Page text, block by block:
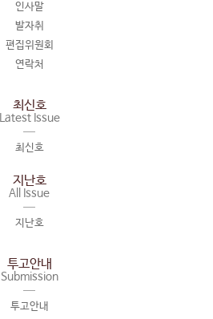
인사말
발자취
편집위원회
연락처
최신호
Latest Issue
최신호
지난호
All Issue
지난호
투고안내
Submission
투고안내